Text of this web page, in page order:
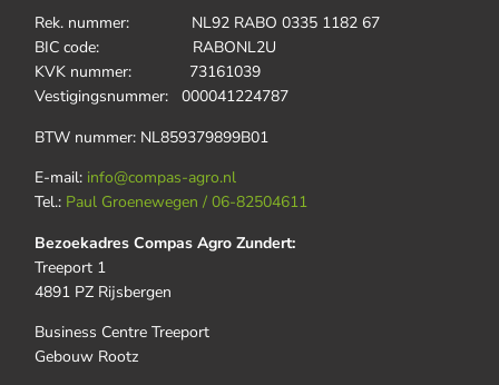
Rek. nummer: NL92 RABO 0335 1182 67
BIC code: RABONL2U
KVK nummer: 73161039
Vestigingsnummer: 000041224787
BTW nummer: NL859379899B01
E-mail: info@compas-agro.nl
Tel.: Paul Groenewegen / 06-82504611
Bezoekadres Compas Agro Zundert:
Treeport 1
4891 PZ Rijsbergen
Business Centre Treeport
Gebouw Rootz